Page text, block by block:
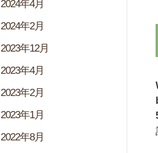
2024年4月
2024年2月
2023年12月
2023年4月
2023年2月
2023年1月
2022年8月